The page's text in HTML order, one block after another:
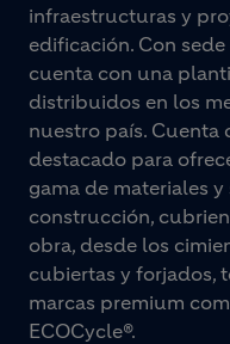
infraestructuras y
edificación. Con
cuenta con una
distribuidos en los
nuestro país.
destacado para
gama de materiales
construcción,
obra, desde los
cubiertas y forjados,
marcas premium
ECOCycle®.